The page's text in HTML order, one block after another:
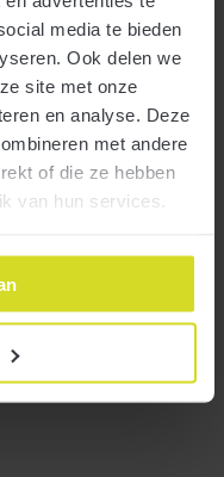
media te bieden
Ook delen we
site met onze
en analyse. Deze
met andere
of die ze hebben
van hun services.